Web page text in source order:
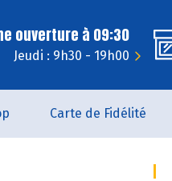
ouverture à 09:30
Jeudi : 9h30 - 19h00
Carte de Fidélité